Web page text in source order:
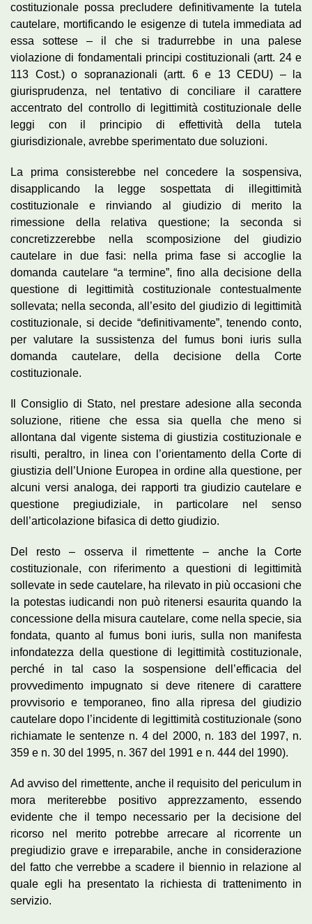
costituzionale possa precludere definitivamente la tutela
cautelare, mortificando le esigenze di tutela immediata ad
essa sottese – il che si tradurrebbe in una palese
violazione di fondamentali principi costituzionali (artt. 24 e
113 Cost.) o sopranazionali (artt. 6 e 13 CEDU) – la
giurisprudenza, nel tentativo di conciliare il carattere
accentrato del controllo di legittimità costituzionale delle
leggi con il principio di effettività della tutela
giurisdizionale, avrebbe sperimentato due soluzioni.
La prima consisterebbe nel concedere la sospensiva,
disapplicando la legge sospettata di illegittimità
costituzionale e rinviando al giudizio di merito la
rimessione della relativa questione; la seconda si
concretizzerebbe nella scomposizione del giudizio
cautelare in due fasi: nella prima fase si accoglie la
domanda cautelare “a termine”, fino alla decisione della
questione di legittimità costituzionale contestualmente
sollevata; nella seconda, all’esito del giudizio di legittimità
costituzionale, si decide “definitivamente”, tenendo conto,
per valutare la sussistenza del fumus boni iuris sulla
domanda cautelare, della decisione della Corte
costituzionale.
Il Consiglio di Stato, nel prestare adesione alla seconda
soluzione, ritiene che essa sia quella che meno si
allontana dal vigente sistema di giustizia costituzionale e
risulti, peraltro, in linea con l’orientamento della Corte di
giustizia dell’Unione Europea in ordine alla questione, per
alcuni versi analoga, dei rapporti tra giudizio cautelare e
questione pregiudiziale, in particolare nel senso
dell’articolazione bifasica di detto giudizio.
Del resto – osserva il rimettente – anche la Corte
costituzionale, con riferimento a questioni di legittimità
sollevate in sede cautelare, ha rilevato in più occasioni che
la potestas iudicandi non può ritenersi esaurita quando la
concessione della misura cautelare, come nella specie, sia
fondata, quanto al fumus boni iuris, sulla non manifesta
infondatezza della questione di legittimità costituzionale,
perché in tal caso la sospensione dell’efficacia del
provvedimento impugnato si deve ritenere di carattere
provvisorio e temporaneo, fino alla ripresa del giudizio
cautelare dopo l’incidente di legittimità costituzionale (sono
richiamate le sentenze n. 4 del 2000, n. 183 del 1997, n.
359 e n. 30 del 1995, n. 367 del 1991 e n. 444 del 1990).
Ad avviso del rimettente, anche il requisito del periculum in
mora meriterebbe positivo apprezzamento, essendo
evidente che il tempo necessario per la decisione del
ricorso nel merito potrebbe arrecare al ricorrente un
pregiudizio grave e irreparabile, anche in considerazione
del fatto che verrebbe a scadere il biennio in relazione al
quale egli ha presentato la richiesta di trattenimento in
servizio.